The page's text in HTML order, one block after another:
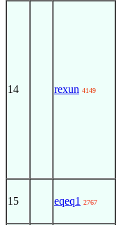
14 rexun 4149
15 eqeq1 2767